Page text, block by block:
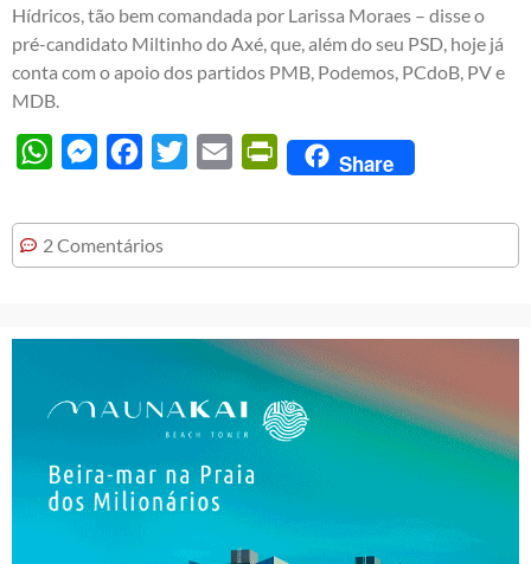
Hídricos, tão bem comandada por Larissa Moraes – disse o
pré-candidato Miltinho do Axé, que, além do seu PSD, hoje já
conta com o apoio dos partidos PMB, Podemos, PCdoB, PV e
MDB.
WhatsAppMessengerFacebook
Twitter Email PrintFriendly
Share
2 Comentários